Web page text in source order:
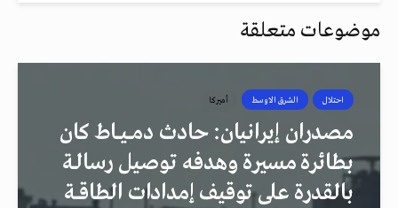
موضوعات متعلقة
احتلال الشرق الاوسط أميركا
مصدران إيرانيان: حادث دمــيــاط كان
بطائرة مسيرة وهدفه توصيل رسالـة
بالقدرة على توقيف إمدادات الطاقــة